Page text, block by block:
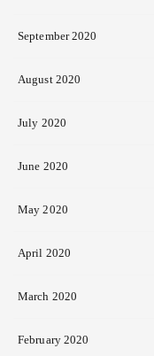
September 2020
August 2020
July 2020
June 2020
May 2020
April 2020
March 2020
February 2020